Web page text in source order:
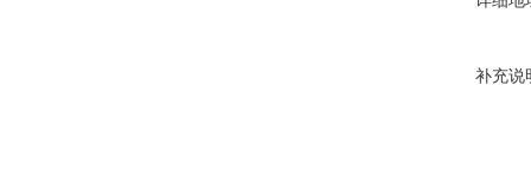
补充说